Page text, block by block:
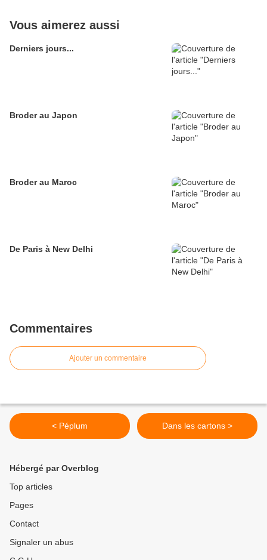
Vous aimerez aussi
Derniers jours...
Broder au Japon
Broder au Maroc
De Paris à New Delhi
Commentaires
Ajouter un commentaire
< Péplum Dans les cartons >
Hébergé par Overblog
Top articles
Pages
Contact
Signaler un abus